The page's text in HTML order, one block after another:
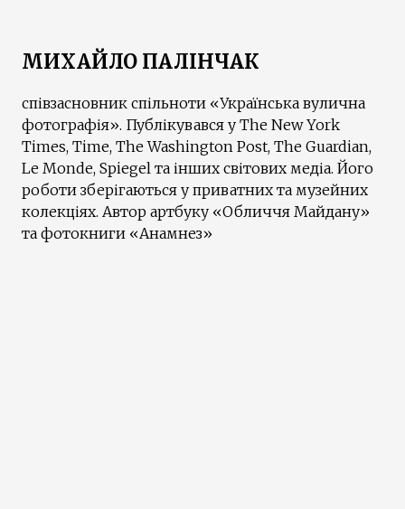
МИХАЙЛО ПАЛІНЧАК
співзасновник спільноти «Українська вулична
фотографія». Публікувався у The New York
Times, Time, The Washington Post, The Guardian,
Le Monde, Spiegel та інших світових медіа. Його
роботи зберігаються у приватних та музейних
колекціях. Автор артбуку «Обличчя Майдану»
та фотокниги «Анамнез»